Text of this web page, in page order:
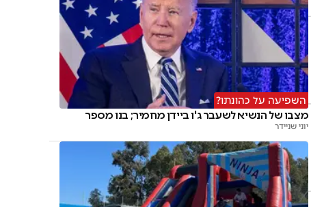
השפיעה על כהונתו?
מצבו של הנשיא לשעבר ג'ו ביידן מחמיר; בנו מספר
יוני שניידר